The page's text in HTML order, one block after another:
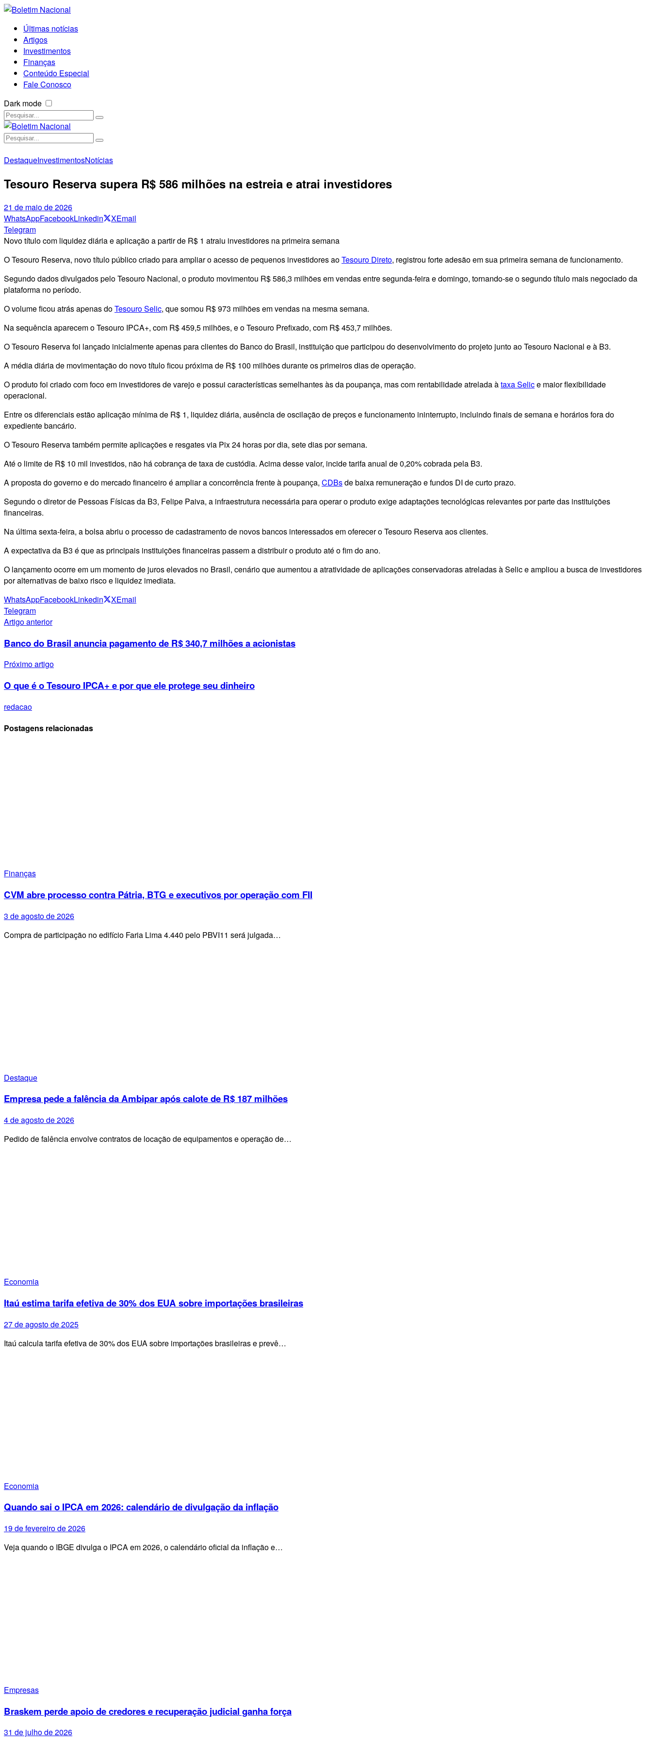
Últimas notícias
Artigos
Investimentos
Finanças
Conteúdo Especial
Fale Conosco
Dark mode
DestaqueInvestimentosNotícias
Tesouro Reserva supera R$ 586 milhões na estreia e atrai investidores
21 de maio de 2026
WhatsAppFacebookLinkedin XEmail
Telegram
Novo título com liquidez diária e aplicação a partir de R$ 1 atraiu investidores na primeira semana
O Tesouro Reserva, novo título público criado para ampliar o acesso de pequenos investidores aoTesouro Direto, registrou forte adesão em sua primeira semana de funcionamento.
Segundo dados divulgados pelo Tesouro Nacional, o produto movimentou R$ 586,3 milhões em vendas entre segunda-feira e domingo, tornando-se o segundo título mais negociado da
plataforma no período.
O volume ficou atrás apenas doTesouro Selic, que somou R$ 973 milhões em vendas na mesma semana.
Na sequência aparecem o Tesouro IPCA+, com R$ 459,5 milhões, e o Tesouro Prefixado, com R$ 453,7 milhões.
O Tesouro Reserva foi lançado inicialmente apenas para clientes do Banco do Brasil, instituição que participou do desenvolvimento do projeto junto ao Tesouro Nacional e à B3.
A média diária de movimentação do novo título ficou próxima de R$ 100 milhões durante os primeiros dias de operação.
O produto foi criado com foco em investidores de varejo e possui características semelhantes às da poupança, mas com rentabilidade atrelada àtaxa Selice maior flexibilidade
operacional.
Entre os diferenciais estão aplicação mínima de R$ 1, liquidez diária, ausência de oscilação de preços e funcionamento ininterrupto, incluindo finais de semana e horários fora do
expediente bancário.
O Tesouro Reserva também permite aplicações e resgates via Pix 24 horas por dia, sete dias por semana.
Até o limite de R$ 10 mil investidos, não há cobrança de taxa de custódia. Acima desse valor, incide tarifa anual de 0,20% cobrada pela B3.
A proposta do governo e do mercado financeiro é ampliar a concorrência frente à poupança, CDBsde baixa remuneração e fundos DI de curto prazo.
Segundo o diretor de Pessoas Físicas da B3, Felipe Paiva, a infraestrutura necessária para operar o produto exige adaptações tecnológicas relevantes por parte das instituições
financeiras.
Na última sexta-feira, a bolsa abriu o processo de cadastramento de novos bancos interessados em oferecer o Tesouro Reserva aos clientes.
A expectativa da B3 é que as principais instituições financeiras passem a distribuir o produto até o fim do ano.
O lançamento ocorre em um momento de juros elevados no Brasil, cenário que aumentou a atratividade de aplicações conservadoras atreladas à Selic e ampliou a busca de investidores
por alternativas de baixo risco e liquidez imediata.
WhatsAppFacebookLinkedin XEmail
Telegram
Artigo anterior
Banco do Brasil anuncia pagamento de R$ 340,7 milhões a acionistas
Próximo artigo
O que é o Tesouro IPCA+ e por que ele protege seu dinheiro
redacao
Postagens relacionadas
Finanças
CVM abre processo contra Pátria, BTG e executivos por operação com FII
3 de agosto de 2026
Compra de participação no edifício Faria Lima 4.440 pelo PBVI11 será julgada…
Destaque
Empresa pede a falência da Ambipar após calote de R$ 187 milhões
4 de agosto de 2026
Pedido de falência envolve contratos de locação de equipamentos e operação de…
Economia
Itaú estima tarifa efetiva de 30% dos EUA sobre importações brasileiras
27 de agosto de 2025
Itaú calcula tarifa efetiva de 30% dos EUA sobre importações brasileiras e prevê…
Economia
Quando sai o IPCA em 2026: calendário de divulgação da inflação
19 de fevereiro de 2026
Veja quando o IBGE divulga o IPCA em 2026, o calendário oficial da inflação e…
Empresas
Braskem perde apoio de credores e recuperação judicial ganha força
31 de julho de 2026